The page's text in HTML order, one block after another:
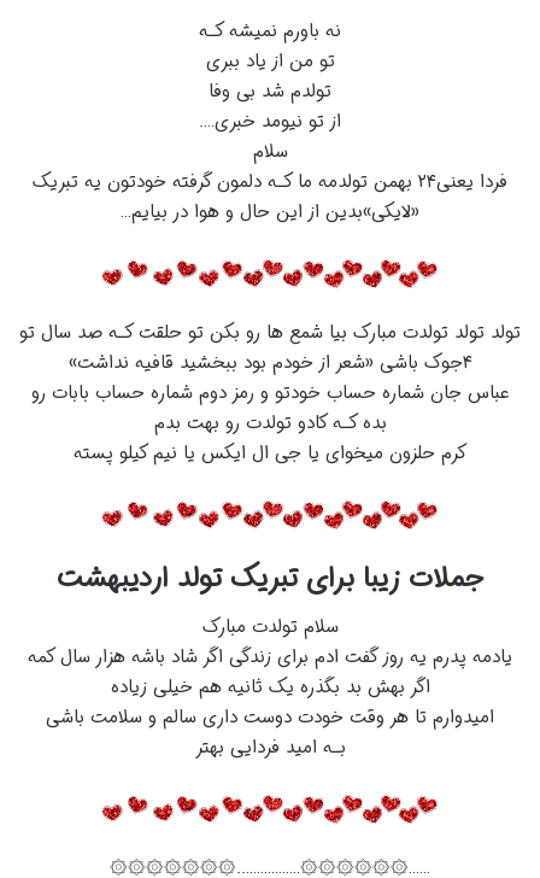
نه باورم نمیشه کـه
تو من از یاد ببری
تولدم شد بی وفا
از تو نیومد خبری….
سلام
فردا یعنی۲۴ بهمن تولدمه ما کـه دلمون گرفته خودتون یه تبریک
«لایکی»بدین از این حال و هوا در بیایم…
تولد تولد تولدت مبارک بیا شمع ها رو بکن تو حلقت کـه صد سال تو
۴جوک باشی «شعر از خودم بود ببخشید قافیه نداشت»
عباس جان شماره حساب خودتو و رمز دوم شماره حساب بابات رو
بده کـه کادو تولدت رو بهت بدم
کرم حلزون میخوای یا جی ال ایکس یا نیم کیلو پسته
جملات زیبا برای تبریک تولد اردیبهشت
سلام تولدت مبارک
یادمه پدرم یه روز گفت ادم برای زندگی اگر شاد باشه هزار سال کمه
اگر بهش بد بگذره یک ثانیه هم خیلی زیاده
امیدوارم تا هر وقت خودت دوست داری سالم و سلامت باشی
بـه امید فردایی بهتر
……۞۞۞۞۞۞……………..۞۞۞۞۞۞۞